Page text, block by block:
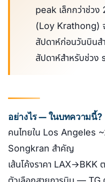
peak เล็กกว่าช่ว
(Loy Krathong)
สัปดาห์ก่อนวันบินส
สัปดาห์สำหรับช่วง
อย่างไร — ในบทความนี้?
คนไทยใน Los Angeles
Songkran สำคัญ
เส้นโค้งราคา LAX→BKK